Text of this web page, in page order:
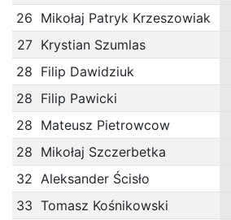
26 Mikołaj Patryk Krzeszowiak
27 Krystian Szumlas
28 Filip Dawidziuk
28 Filip Pawicki
28 Mateusz Pietrowcow
28 Mikołaj Szczerbetka
32 Aleksander Ścisło
33 Tomasz Kośnikowski